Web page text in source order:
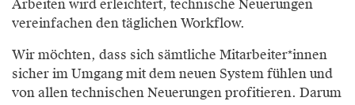
Arbeiten wird erleichtert, technische Neuerungen
vereinfachen den täglichen Workflow.
Wir möchten, dass sich sämtliche Mitarbeiter*innen
sicher im Umgang mit dem neuen System fühlen und
von allen technischen Neuerungen profitieren. Darum